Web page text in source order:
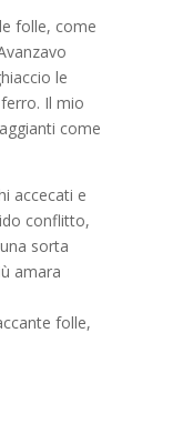
folle, come
le
Il mio
come
accecati e
conflitto,
sorta
amara
folle,